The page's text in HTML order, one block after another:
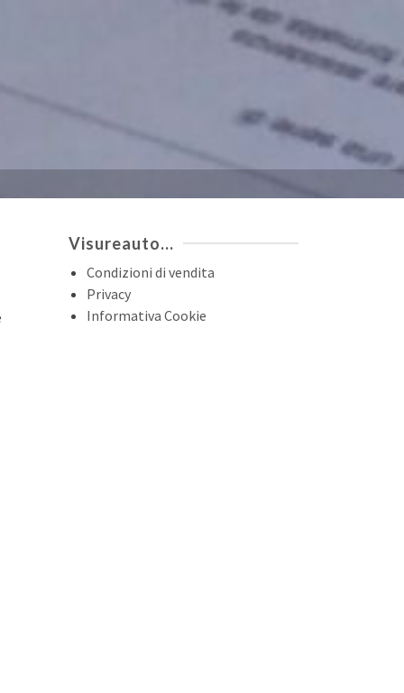
Visureauto…
Condizioni di vendita
Privacy
Informativa Cookie